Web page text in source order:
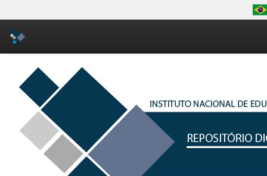
Skip
navigation